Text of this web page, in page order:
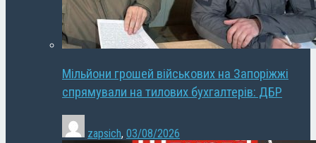
Мільйони грошей військових на Запоріжжі
спрямували на тилових бухгалтерів: ДБР
zapsich, 03/08/2026